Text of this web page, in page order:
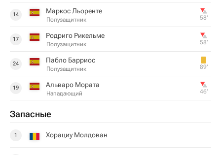
14 Маркос Льоренте
Полузащитник 58‎’‎
17 Родриго Рикельме
Полузащитник 58‎’‎
24 Пабло Барриос
Полузащитник 89‎’‎
19 Альваро Мората
Нападающий 46‎’‎
Запасные
1 Хорациу Молдован